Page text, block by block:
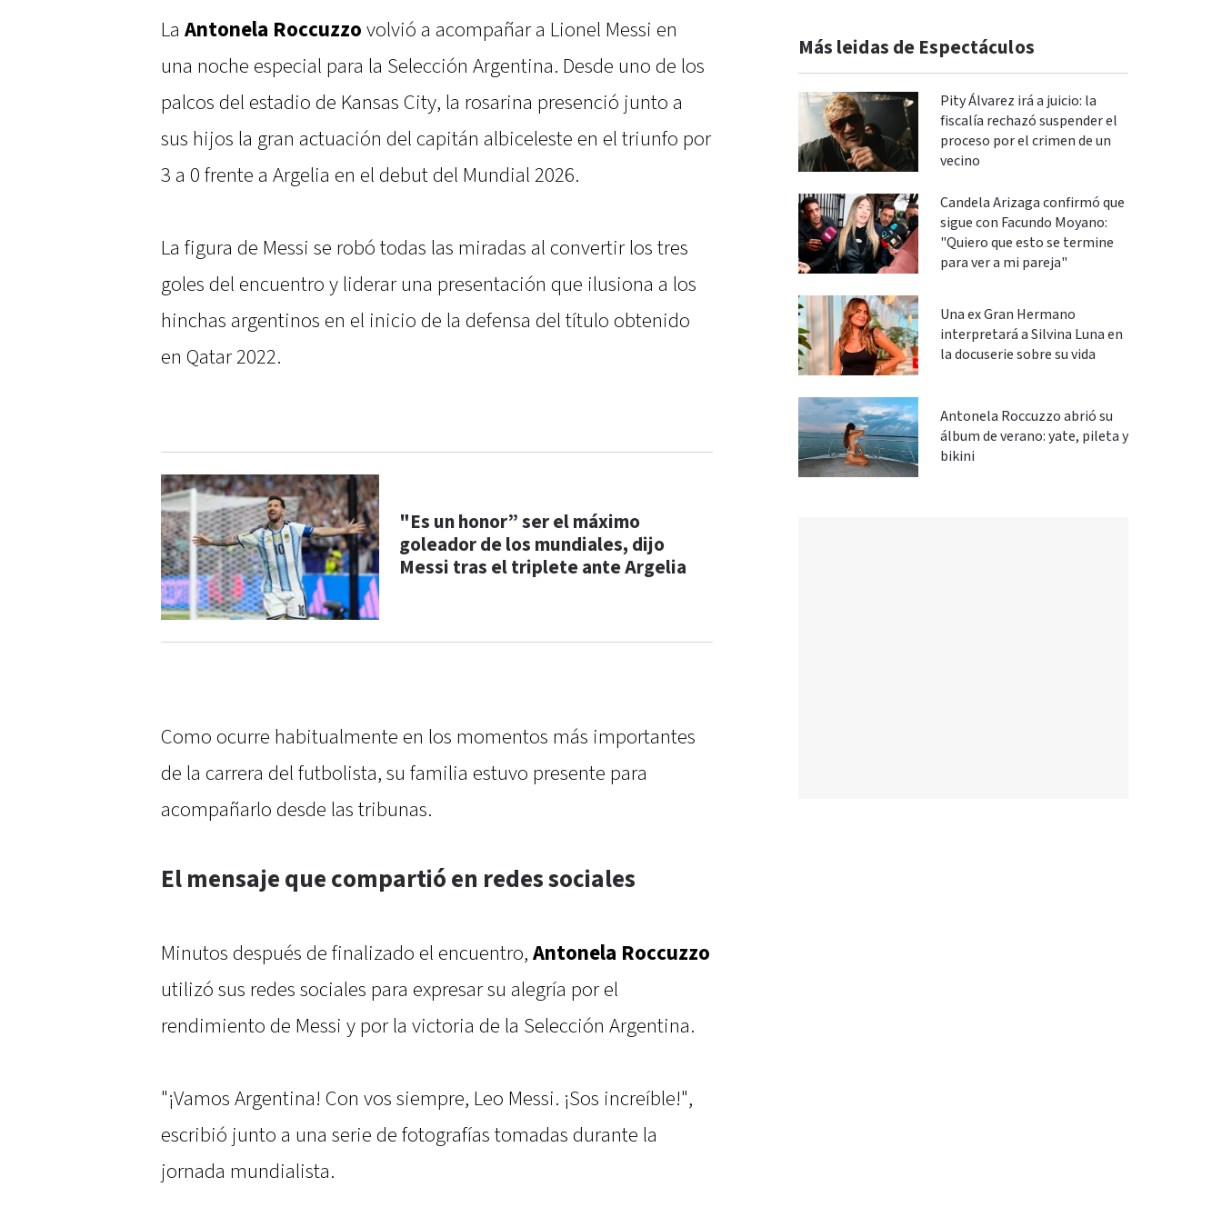
La Antonela Roccuzzo volvió a acompañar a Lionel Messi en
una noche especial para la Selección Argentina. Desde uno de los
palcos del estadio de Kansas City, la rosarina presenció junto a
sus hijos la gran actuación del capitán albiceleste en el triunfo por
3 a 0 frente a Argelia en el debut del Mundial 2026.
La figura de Messi se robó todas las miradas al convertir los tres
goles del encuentro y liderar una presentación que ilusiona a los
hinchas argentinos en el inicio de la defensa del título obtenido
en Qatar 2022.
"Es un honor” ser el máximo
goleador de los mundiales, dijo
Messi tras el triplete ante Argelia
Como ocurre habitualmente en los momentos más importantes
de la carrera del futbolista, su familia estuvo presente para
acompañarlo desde las tribunas.
El mensaje que compartió en redes sociales
Minutos después de finalizado el encuentro, Antonela Roccuzzo
utilizó sus redes sociales para expresar su alegría por el
rendimiento de Messi y por la victoria de la Selección Argentina.
"¡Vamos Argentina! Con vos siempre, Leo Messi. ¡Sos increíble!",
escribió junto a una serie de fotografías tomadas durante la
jornada mundialista.
Más leidas de Espectáculos
Pity Álvarez irá a juicio: la
fiscalía rechazó suspender el
proceso por el crimen de un
vecino
Candela Arizaga confirmó que
sigue con Facundo Moyano:
"Quiero que esto se termine
para ver a mi pareja"
Una ex Gran Hermano
interpretará a Silvina Luna en
la docuserie sobre su vida
Antonela Roccuzzo abrió su
álbum de verano: yate, pileta y
bikini